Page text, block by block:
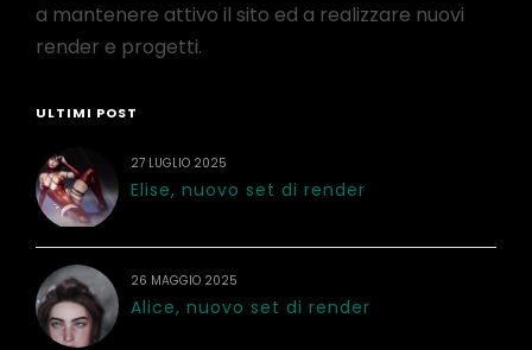
a mantenere attivo il sito ed a realizzare nuovi
render e progetti.
ULTIMI POST
27 LUGLIO 2025
Elise, nuovo set di render
26 MAGGIO 2025
Alice, nuovo set di render